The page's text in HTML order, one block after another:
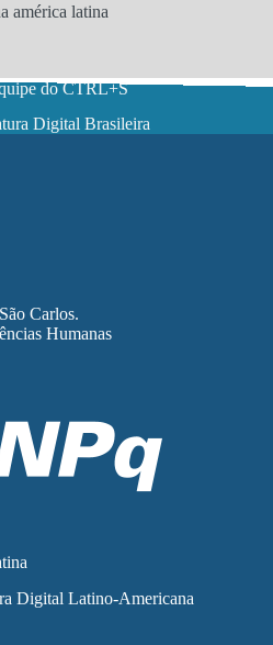
américa latina
do CTRL+S
Digital Brasileira
Carlos.
Humanas
Digital Latino-Americana